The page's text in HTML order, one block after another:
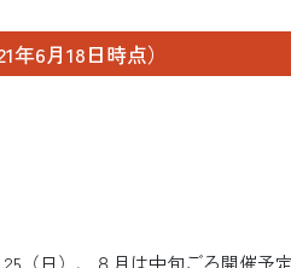
6月18日時点）
（日）、８月は中旬ごろ開催予定